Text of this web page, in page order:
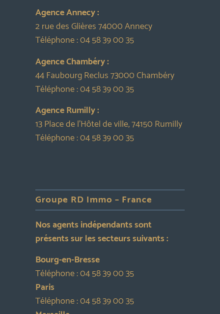
Agence Annecy :
2 rue des Glières 74000 Annecy
Téléphone :04 58 39 00 35
Agence Chambéry :
44 Faubourg Reclus 73000 Chambéry
Téléphone :04 58 39 00 35
Agence Rumilly :
13 Place de l’Hôtel de ville, 74150 Rumilly
Téléphone :04 58 39 00 35
Groupe RD Immo – France
Nos agents indépendants sont
présents sur les secteurs suivants :
Bourg-en-Bresse
Téléphone :04 58 39 00 35
Paris
Téléphone :04 58 39 00 35